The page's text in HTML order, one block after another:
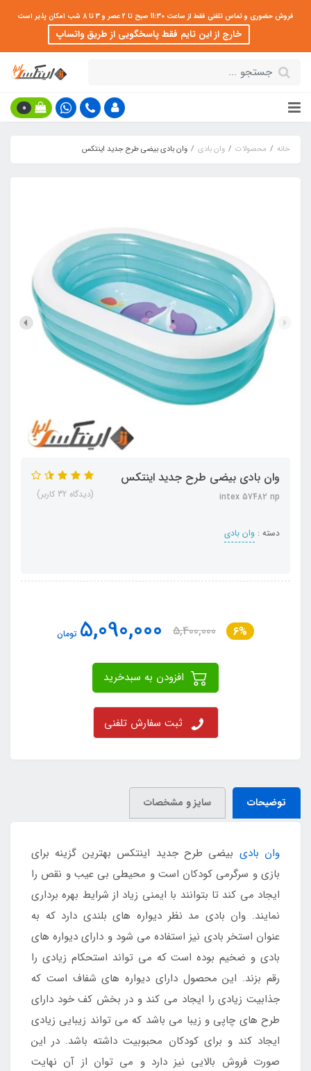
فروش حضوری و تماس تلفنی فقط از ساعت 11:30 صبح تا 2 عصر و 3 تا 8 شب امکان پذیر است
خارج از این تایم فقط پاسخگویی از طریق واتساپ
0
خانه محصولات وان بادی وان بادی بیضی طرح جدید اینتکس
وان بادی بیضی طرح جدید اینتکس
intex 57482 np
دسته : وان بادی
(دیدگاه 32 کاربر)
6%
5,400,000
5,090,000 تومان
ثبت سفارش تلفنی
توضیحات سایز و مشخصات
وان بادی بیضی طرح جدید اینتکس بهترین گزینه برای
بازی و سرگرمی کودکان است و محیطی بی عیب و نقص را
ایجاد می کند تا بتوانند با ایمنی زیاد از شرایط بهره برداری
نمایند. وان بادی مد نظر دیواره های بلندی دارد که به
عنوان استخر بادی نیز استفاده می شود و دارای دیواره های
بادی و ضخیم بوده است که می تواند استحکام زیادی را
رقم بزند. این محصول دارای دیواره های شفاف است که
جذابیت زیادی را ایجاد می کند و در بخش کف خود دارای
طرح های چاپی و زیبا می باشد که می تواند زیبایی زیادی
ایجاد کند و برای کودکان محبوبیت داشته باشد. در این
صورت فروش بالایی نیز دارد و می توان از آن نهایت